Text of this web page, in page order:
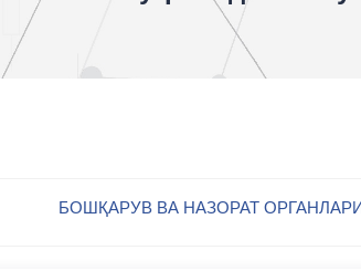
БОШҚАРУВ ВА НАЗОРАТ